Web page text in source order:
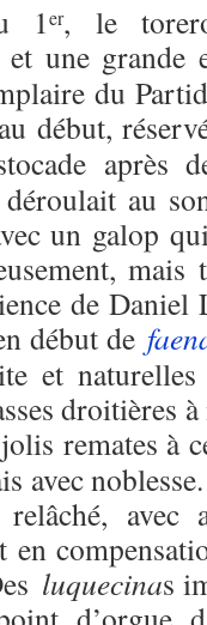
1er, le
une grande
du
au début,
après
déroulait au
un galop
de Daniel
début de
et
droitières
remates à
avec
avec
en
luquecinas